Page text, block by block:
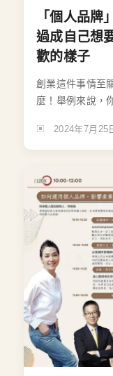
「個人品
過成自己想
歡的樣子
創業這件事情至
麼！舉例來說，
2024年7月25